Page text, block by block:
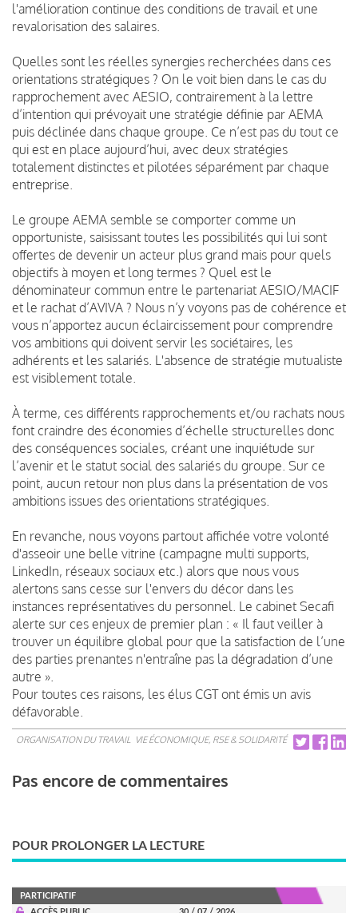
l'amélioration continue des conditions de travail et une
revalorisation des salaires.
Quelles sont les réelles synergies recherchées dans ces
orientations stratégiques ? On le voit bien dans le cas du
rapprochement avec AESIO, contrairement à la lettre
d’intention qui prévoyait une stratégie définie par AEMA
puis déclinée dans chaque groupe. Ce n’est pas du tout ce
qui est en place aujourd’hui, avec deux stratégies
totalement distinctes et pilotées séparément par chaque
entreprise.
Le groupe AEMA semble se comporter comme un
opportuniste, saisissant toutes les possibilités qui lui sont
offertes de devenir un acteur plus grand mais pour quels
objectifs à moyen et long termes ? Quel est le
dénominateur commun entre le partenariat AESIO/MACIF
et le rachat d’AVIVA ? Nous n’y voyons pas de cohérence et
vous n’apportez aucun éclaircissement pour comprendre
vos ambitions qui doivent servir les sociétaires, les
adhérents et les salariés. L'absence de stratégie mutualiste
est visiblement totale.
À terme, ces différents rapprochements et/ou rachats nous
font craindre des économies d’échelle structurelles donc
des conséquences sociales, créant une inquiétude sur
l’avenir et le statut social des salariés du groupe. Sur ce
point, aucun retour non plus dans la présentation de vos
ambitions issues des orientations stratégiques.
En revanche, nous voyons partout affichée votre volonté
d'asseoir une belle vitrine (campagne multi supports,
LinkedIn, réseaux sociaux etc.) alors que nous vous
alertons sans cesse sur l'envers du décor dans les
instances représentatives du personnel. Le cabinet Secafi
alerte sur ces enjeux de premier plan : « Il faut veiller à
trouver un équilibre global pour que la satisfaction de l’une
des parties prenantes n'entraîne pas la dégradation d’une
autre ».
Pour toutes ces raisons, les élus CGT ont émis un avis
défavorable.
ORGANISATION DU TRAVAIL VIE ÉCONOMIQUE, RSE & SOLIDARITÉ
Pas encore de commentaires
POUR PROLONGER LA LECTURE
PARTICIPATIF